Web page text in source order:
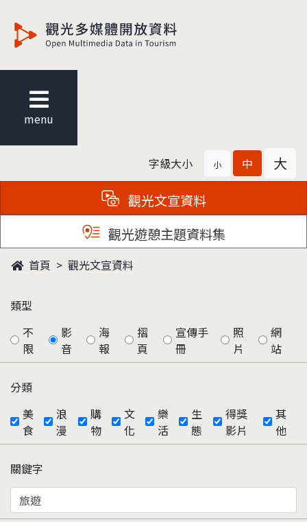
menu
字級大小 小 中 大
觀光文宣資料
觀光遊憩主題資料集
首頁 觀光文宣資料
類型
不
限
影
音
海
報
摺
頁
宣傳手
冊
照
片
網
站
分類
美
食
浪
漫
購
物
文
化
樂
活
生
態
得獎
影片
其
他
關鍵字